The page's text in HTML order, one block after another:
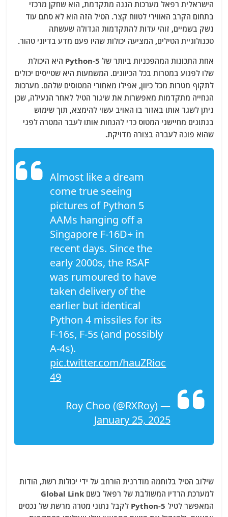
הישראלית רפאל מערכות הגנה מתקדמת, הוא שחקן מרכזי
בתחום הקרב האווירי לטווח קצר. הטיל הזה הוא לא סתם עוד
נשק בשמיים, זוהי עדות להתקדמות הגדולה שעשתה
טכנולוגיית הטילים, המציעה יכולות שהיו פעם מדע בדיוני טהור.
אחת התכונות המהפכניות ביותר של Python-5 היא היכולת
שלו לפגוע במטרות בכל הכיוונים. המשמעות היא שטייסים יכולים
לתקוף מטרות מכל כיוון, אפילו מאחורי המטוסים שלהם. מערכות
הנחייה מתקדמות מאפשרות את שיגור הטיל לאחר הנעילה, שכן
ניתן לשגר אותו באזור בו האויב עשוי להימצא, תוך שימוש
בנתונים מחיישני המטוס כדי להנחות אותו לעבר המטרה לפני
שהוא פונה לעברה בצורה מדויקת.
Almost like a dream
come true seeing
pictures of Python 5
AAMs hanging off a
Singapore F-16D+ in
recent days. Since the
early 2000s, the RSAF
was rumoured to have
taken delivery of the
earlier but identical
Python 4 missiles for its
F-16s, F-5s (and possibly
A-4s).
pic.twitter.com/hauZRioc
49
— Roy Choo (@RXRoy)
January 25, 2025
שילוב הטיל בלוחמה מודרנית הורחב על ידי יכולות רשת, הודות
למערכת הרדיו המשולבת של רפאל בשם Global Link
המאפשר לטיל Python-5 לקבל נתוני מטרה מרשת של נכסים